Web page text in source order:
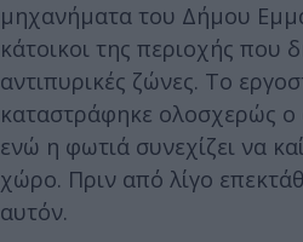
μηχανήματα του Δήμου
κάτοικοι της περιοχής που
αντιπυρικές ζώνες. Το
καταστράφηκε ολοσχερώς
ενώ η φωτιά συνεχίζει να
χώρο. Πριν από λίγο
αυτόν.